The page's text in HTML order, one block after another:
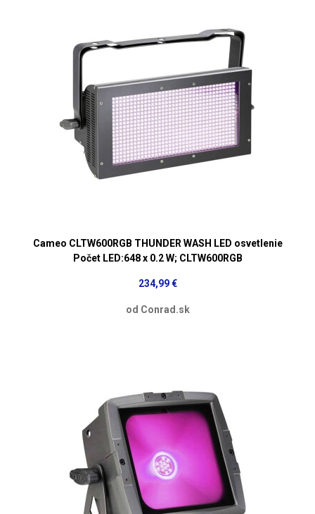
Cameo CLTW600RGB THUNDER WASH LED osvetlenie
Počet LED:648 x 0.2 W; CLTW600RGB
234,99 €
od Conrad.sk